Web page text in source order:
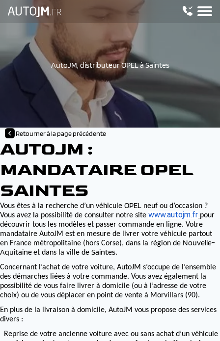
AutoJM, distributeur OPEL à Saintes
Retourner à la page précédente
AUTOJM :
MANDATAIRE OPEL
SAINTES
Vous êtes à la recherche d’un véhicule OPEL neuf ou d’occasion ?
Vous avez la possibilité de consulter notre site www.autojm.fr pour
découvrir tous les modèles et passer commande en ligne. Votre
mandataire AutoJM est en mesure de livrer votre véhicule partout
en France métropolitaine (hors Corse), dans la région de Nouvelle-
Aquitaineet dans la ville de Saintes.
Concernant l’achat de votre voiture, AutoJM s’occupe de l’ensemble
des démarches liées à votre commande. Vous avez également la
possibilité de vous faire livrer à domicile (ou à l’adresse de votre
choix) ou de vous déplacer en point de vente à Morvillars (90).
En plus de la livraison à domicile, AutoJM vous propose des services
divers :
Reprise de votre ancienne voiture avec ou sans achat d’un véhicule